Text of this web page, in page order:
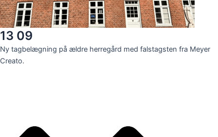
13 09
Ny tagbelægning på ældre herregård med falstagsten fra Meyer
Creato.